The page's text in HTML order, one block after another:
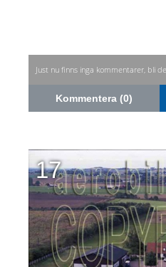
Just nu finns inga kommentarer, bli
Kommentera (0)
17